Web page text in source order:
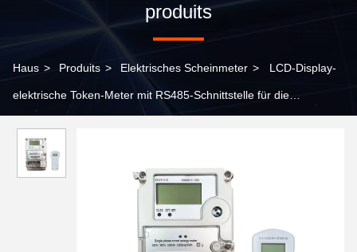
produits
Haus > Produits > Elektrisches Scheinmeter > LCD-Display-
elektrische Token-Meter mit RS485-Schnittstelle für die